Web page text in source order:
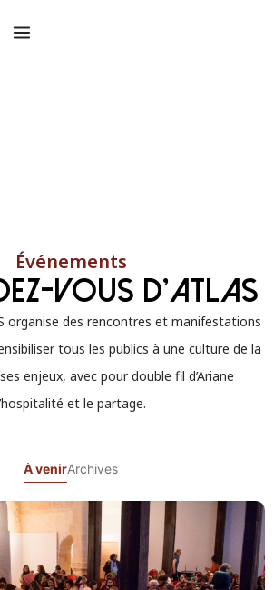
Événements
vous d’atlas
organise des rencontres et manifestations
tous les publics à une culture de la
enjeux, avec pour double fil d’Ariane
et le partage.
À venirArchives